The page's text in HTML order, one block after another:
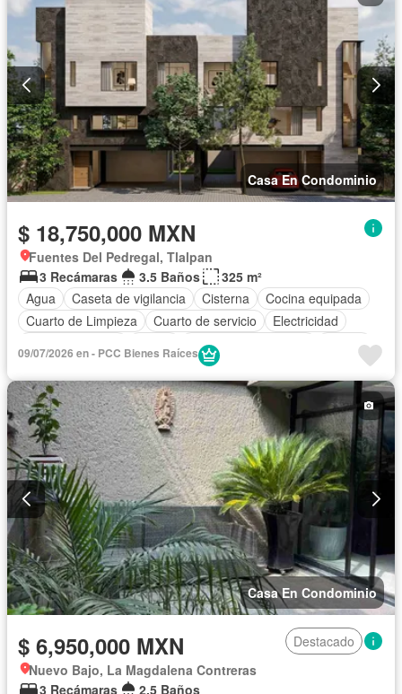
Casa En Condominio
$ 18,750,000 MXN
Fuentes Del Pedregal, Tlalpan
3 Recámaras
3.5 Baños
325 m²
Agua
Caseta de vigilancia Cisterna
Cocina equipada
Cuarto de Limpieza
Cuarto de servicio
Electricidad
Recámara con closet
Azotea
Sin amueblar
09/07/2026 en - PCC Bienes Raíces
Casa En Condominio
$ 6,950,000 MXN
Destacado
Nuevo Bajo, La Magdalena Contreras
3 Recámaras
2.5 Baños